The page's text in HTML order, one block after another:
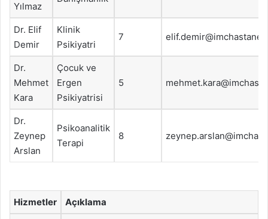
Yılmaz
Dr. Elif
Demir
Klinik
Psikiyatri
7
Dr.
Mehmet
Kara
Çocuk ve
Ergen
Psikiyatrisi
5
Dr.
Zeynep
Arslan
Psikoanalitik
Terapi
8
Hizmetler Açıklama